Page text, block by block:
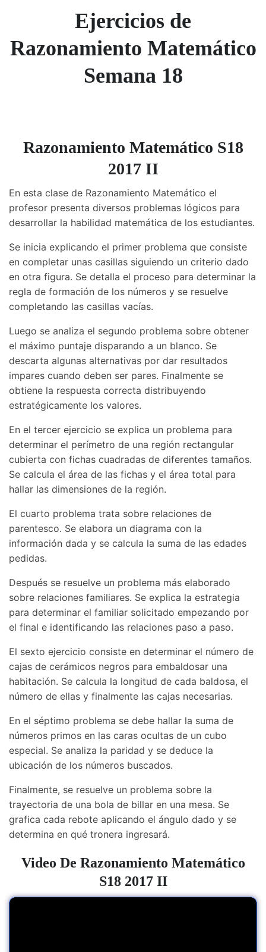
Ejercicios de
Razonamiento Matemático
Semana 18
Razonamiento Matemático S18
2017 II
En esta clase de Razonamiento Matemático el
profesor presenta diversos problemas lógicos para
desarrollar la habilidad matemática de los estudiantes.
Se inicia explicando el primer problema que consiste
en completar unas casillas siguiendo un criterio dado
en otra figura. Se detalla el proceso para determinar la
regla de formación de los números y se resuelve
completando las casillas vacías.
Luego se analiza el segundo problema sobre obtener
el máximo puntaje disparando a un blanco. Se
descarta algunas alternativas por dar resultados
impares cuando deben ser pares. Finalmente se
obtiene la respuesta correcta distribuyendo
estratégicamente los valores.
En el tercer ejercicio se explica un problema para
determinar el perímetro de una región rectangular
cubierta con fichas cuadradas de diferentes tamaños.
Se calcula el área de las fichas y el área total para
hallar las dimensiones de la región.
El cuarto problema trata sobre relaciones de
parentesco. Se elabora un diagrama con la
información dada y se calcula la suma de las edades
pedidas.
Después se resuelve un problema más elaborado
sobre relaciones familiares. Se explica la estrategia
para determinar el familiar solicitado empezando por
el final e identificando las relaciones paso a paso.
El sexto ejercicio consiste en determinar el número de
cajas de cerámicos negros para embaldosar una
habitación. Se calcula la longitud de cada baldosa, el
número de ellas y finalmente las cajas necesarias.
En el séptimo problema se debe hallar la suma de
números primos en las caras ocultas de un cubo
especial. Se analiza la paridad y se deduce la
ubicación de los números buscados.
Finalmente, se resuelve un problema sobre la
trayectoria de una bola de billar en una mesa. Se
grafica cada rebote aplicando el ángulo dado y se
determina en qué tronera ingresará.
Video De Razonamiento Matemático
S18 2017 II